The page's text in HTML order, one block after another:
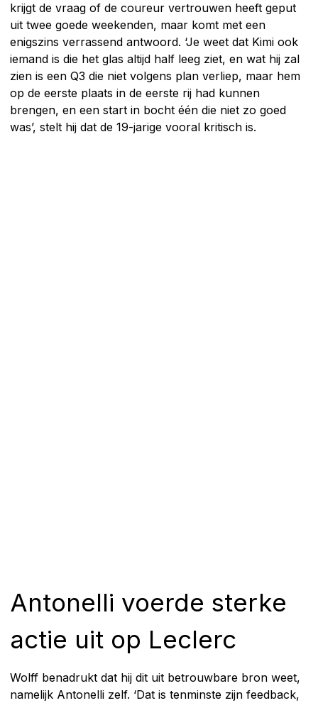
krijgt de vraag of de coureur vertrouwen heeft geput
uit twee goede weekenden, maar komt met een
enigszins verrassend antwoord. ‘Je weet dat Kimi ook
iemand is die het glas altijd half leeg ziet, en wat hij zal
zien is een Q3 die niet volgens plan verliep, maar hem
op de eerste plaats in de eerste rij had kunnen
brengen, en een start in bocht één die niet zo goed
was’, stelt hij dat de 19-jarige vooral kritisch is.
Antonelli voerde sterke
actie uit op Leclerc
Wolff benadrukt dat hij dit uit betrouwbare bron weet,
namelijk Antonelli zelf. ‘Dat is tenminste zijn feedback,